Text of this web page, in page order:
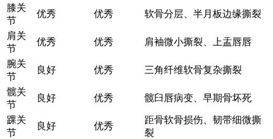
膝关
节
优秀 优秀 软骨分层、半月板边缘撕裂
肩关
节
优秀 优秀 肩袖微小撕裂、上盂唇唇
腕关
节
良好 优秀 三角纤维软骨复杂撕裂
髋关
节
良好 优秀 髋臼唇病变、早期骨坏死
踝关
节
良好 优秀
距骨软骨损伤、韧带细微撕
裂